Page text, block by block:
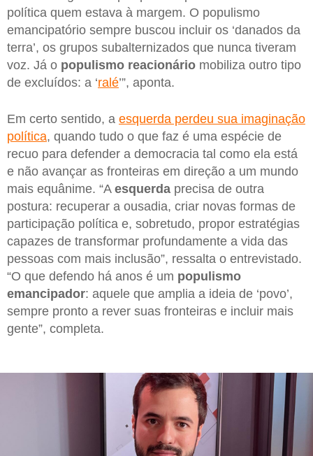
política quem estava à margem. O populismo
emancipatório sempre buscou incluir os ‘danados da
terra’, os grupos subalternizados que nunca tiveram
voz. Já o populismo reacionário mobiliza outro tipo
de excluídos: a ‘ralé’”, aponta.
Em certo sentido, a esquerda perdeu sua imaginação
política, quando tudo o que faz é uma espécie de
recuo para defender a democracia tal como ela está
e não avançar as fronteiras em direção a um mundo
mais equânime. “A esquerda precisa de outra
postura: recuperar a ousadia, criar novas formas de
participação política e, sobretudo, propor estratégias
capazes de transformar profundamente a vida das
pessoas com mais inclusão”, ressalta o entrevistado.
“O que defendo há anos é um populismo
emancipador: aquele que amplia a ideia de ‘povo’,
sempre pronto a rever suas fronteiras e incluir mais
gente”, completa.